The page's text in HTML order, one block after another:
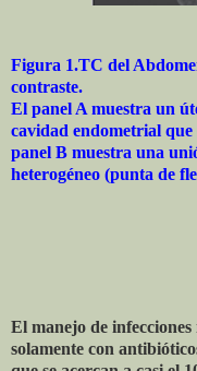
Figura 1.TC del
contraste.
El panel A muestra un
cavidad endometrial
panel B muestra una
heterogéneo (punta de
El manejo de
solamente con